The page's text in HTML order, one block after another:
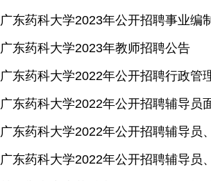
广东药科大学2023年公开招聘事业编
广东药科大学2023年教师招聘公告
广东药科大学2022年公开招聘行政管
广东药科大学2022年公开招聘辅导员
广东药科大学2022年公开招聘辅导员
广东药科大学2022年公开招聘辅导员